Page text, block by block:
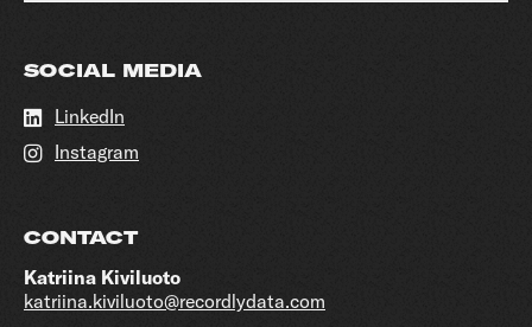
SOCIAL MEDIA
LinkedIn
Instagram
CONTACT
Katriina Kiviluoto
katriina.kiviluoto@recordlydata.com